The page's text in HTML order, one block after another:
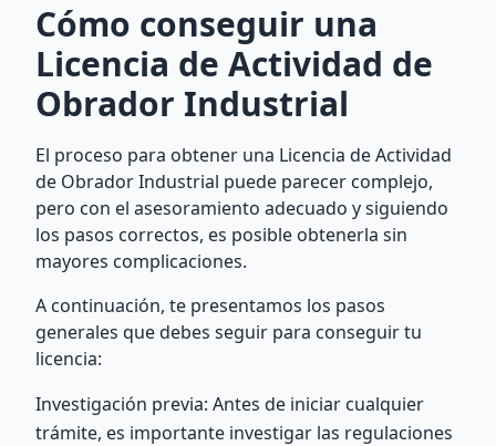
Cómo conseguir una
Licencia de Actividad de
Obrador Industrial
El proceso para obtener una Licencia de Actividad
de Obrador Industrial puede parecer complejo,
pero con el asesoramiento adecuado y siguiendo
los pasos correctos, es posible obtenerla sin
mayores complicaciones.
A continuación, te presentamos los pasos
generales que debes seguir para conseguir tu
licencia:
Investigación previa: Antes de iniciar cualquier
trámite, es importante investigar las regulaciones